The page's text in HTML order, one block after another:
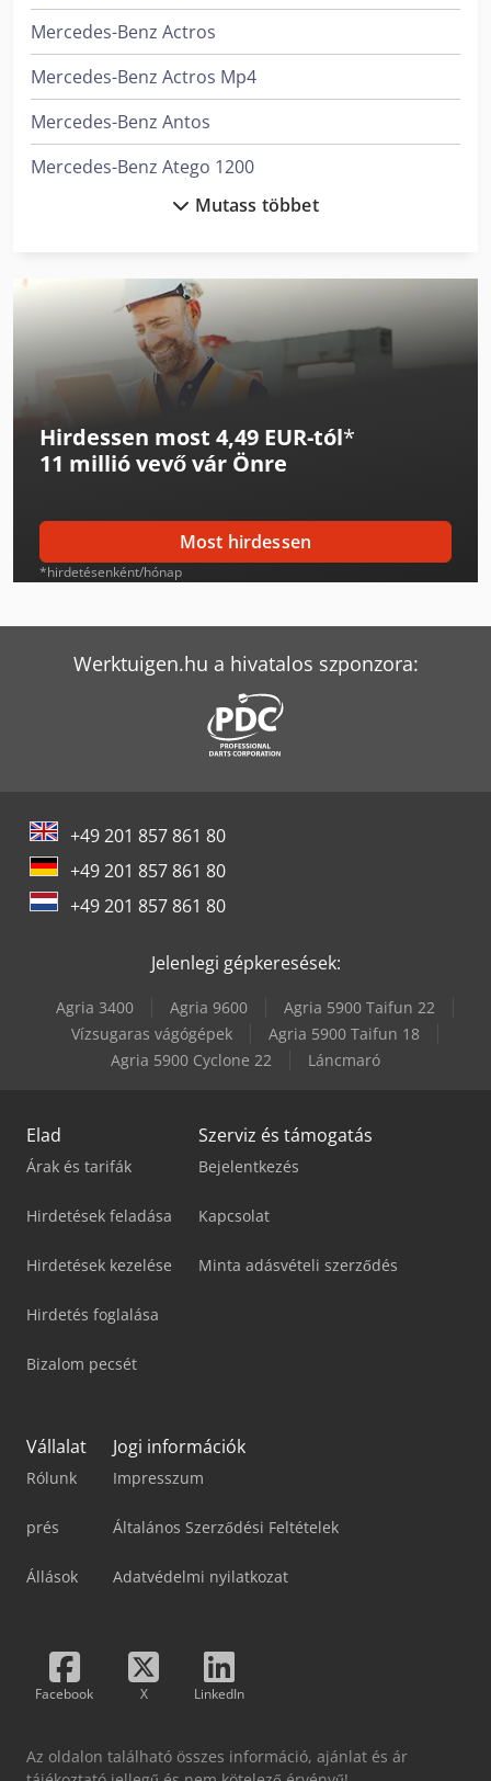
Mercedes-Benz Actros
Mercedes-Benz Actros Mp4
Mercedes-Benz Antos
Mercedes-Benz Atego 1200
Mercedes-Benz Atego 1500
Mercedes-Benz Citan
Mercedes-Benz Citaro
Mercedes-Benz Econic
Mercedes-Benz Integro
Mercedes-Benz Sprinter
Mercedes-Benz Sprinter 200
Mercedes-Benz Sprinter 316
Mercedes-Benz Sprinter 500
Mercedes-Benz Tourismo
Mercedes-Benz Unimog 300
Mercedes-Benz Unimog 400
Mercedes-Benz Vario
Mercedes-Benz Viano
Mercedes-Benz Vito
Mutass többet
Hirdessen most 4,49 EUR-tól*
11 millió vevővár Önre
Most hirdessen
*hirdetésenként/hónap
Werktuigen.hu a hivatalos szponzora:
+49 201 857 861 80
+49 201 857 861 80
+49 201 857 861 80
Jelenlegi gépkeresések:
Agria 3400 Agria 9600
Agria 5900 Taifun 22
Vízsugaras vágógépek
Agria 5900 Taifun 18
Agria 5900 Cyclone 22
Láncmaró
Elad
Árak és tarifák
Hirdetések feladása
Hirdetések kezelése
Hirdetés foglalása
Bizalom pecsét
Szerviz és támogatás
Bejelentkezés
Kapcsolat
Minta adásvételi szerződés
Vállalat
Rólunk
prés
Állások
Jogi információk
Impresszum
Általános Szerződési Feltételek
Adatvédelmi nyilatkozat
Facebook X LinkedIn
Az oldalon található összes információ, ajánlat és ár